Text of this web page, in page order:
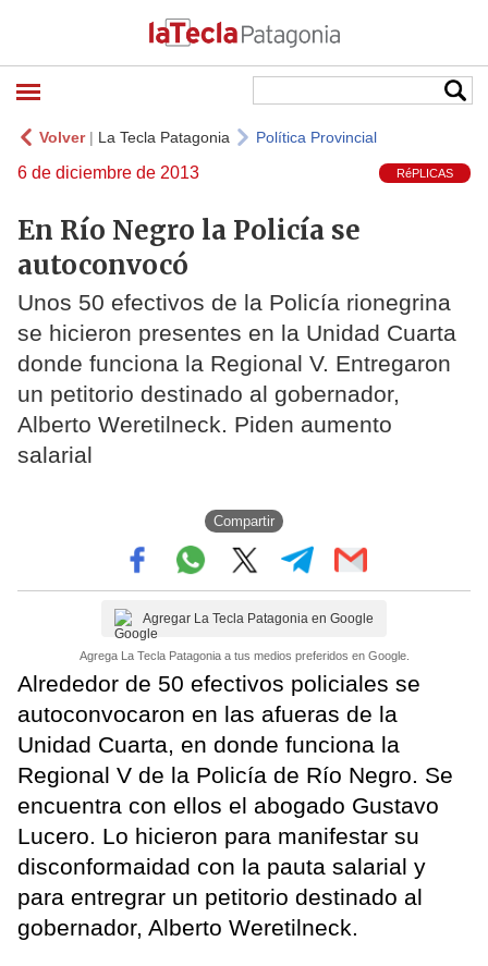
Volver| La Tecla Patagonia Política Provincial
6 de diciembre de 2013 RéPLICAS
En Río Negro la Policía se
autoconvocó
Unos 50 efectivos de la Policía rionegrina
se hicieron presentes en la Unidad Cuarta
donde funciona la Regional V. Entregaron
un petitorio destinado al gobernador,
Alberto Weretilneck. Piden aumento
salarial
Compartir
Agregar La Tecla Patagonia en Google
Agrega La Tecla Patagonia a tus medios preferidos en Google.
Alrededor de 50 efectivos policiales se
autoconvocaron en las afueras de la
Unidad Cuarta, en donde funciona la
Regional V de la Policía de Río Negro. Se
encuentra con ellos el abogado Gustavo
Lucero. Lo hicieron para manifestar su
disconformaidad con la pauta salarial y
para entregrar un petitorio destinado al
gobernador, Alberto Weretilneck.